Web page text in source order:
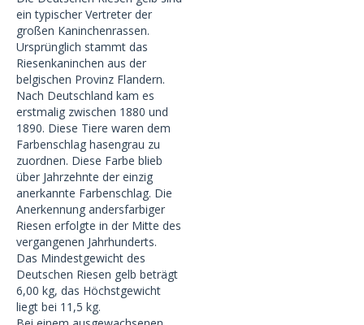
ein typischer Vertreter der
großen Kaninchenrassen.
Ursprünglich stammt das
Riesenkaninchen aus der
belgischen Provinz Flandern.
Nach Deutschland kam es
erstmalig zwischen 1880 und
1890. Diese Tiere waren dem
Farbenschlag hasengrau zu
zuordnen. Diese Farbe blieb
über Jahrzehnte der einzig
anerkannte Farbenschlag. Die
Anerkennung andersfarbiger
Riesen erfolgte in der Mitte des
vergangenen Jahrhunderts.
Das Mindestgewicht des
Deutschen Riesen gelb beträgt
6,00 kg, das Höchstgewicht
liegt bei 11,5 kg.